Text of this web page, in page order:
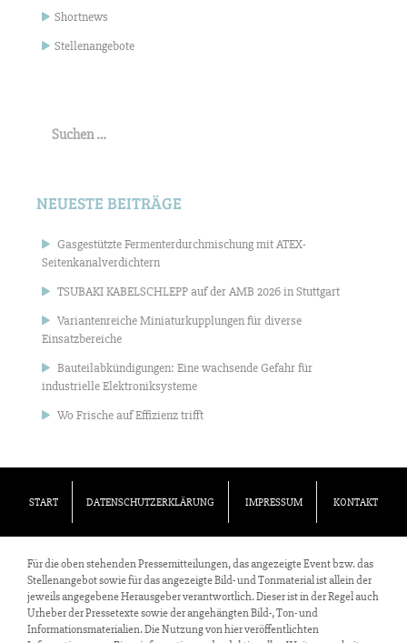
Shortnews
Stellenangebote
nach:
NEUESTE BEITRÄGE
Gasgestützte Fermenterdurchmischung mit ATEX-
Seitenkanalverdichtern
TSUBAKI KABELSCHLEPP auf der AMB 2026 in Stuttgart
Variantenreiche Miniaturkupplungen für diverse
Einsatzbereiche
Bauteilabkündigungen: Eine wachsende Gefahr für
industrielle Elektroniksysteme
Wo Frische auf Effizienz trifft
START DATENSCHUTZERKLÄRUNG IMPRESSUM KONTAKT
Für die oben stehenden Pressemitteilungen, das angezeigte Event bzw. das
Stellenangebot sowie für das angezeigte Bild- und Tonmaterial ist allein der
jeweils angegebene Herausgeber verantwortlich. Dieser ist in der Regel auch
Urheber der Pressetexte sowie der angehängten Bild-, Ton- und
Informationsmaterialien. Die Nutzung von hier veröffentlichten